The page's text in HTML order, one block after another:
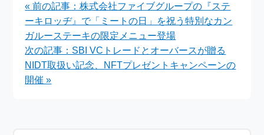
のご案内
ャンペーン
« 前の記事：株式会社ファイブグループの『ステ
ーキロッヂ』で「ミートの日」を祝う特別なカン
ガルーステーキの限定メニュー登場
次の記事：SBI VCトレードとオーバースが贈る
NIDT取扱い記念、NFTプレゼントキャンペーンの
開催 »